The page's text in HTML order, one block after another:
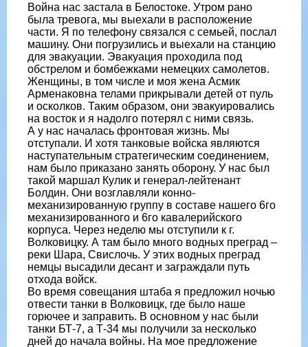
Война нас застала в Белостоке. Утром рано
была тревога, мы выехали в расположение
части. Я по телефону связался с семьей, послал
машину. Они погрузились и выехали на станцию
для эвакуации. Эвакуация проходила под
обстрелом и бомбежками немецких самолетов.
Женщины, в том числе и моя жена Асмик
Арменаковна телами прикрывали детей от пуль
и осколков. Таким образом, они эвакуировались
на восток и я надолго потерял с ними связь.
А у нас началась фронтовая жизнь. Мы
отступали. И хотя танковые войска являются
наступательным стратегическим соединением,
нам было приказано занять оборону. У нас был
такой маршал Кулик и генерал-лейтенант
Болдин. Они возглавляли конно-
механизированную группу в составе нашего 6го
механизированного и 6го кавалерийского
корпуса. Через неделю мы отступили к г.
Волковицку. А там было много водных преград –
реки Шара, Свислочь. У этих водных преград
немцы высадили десант и заграждали путь
отхода войск.
Во время совещания штаба я предложил ночью
отвести танки в Волковицк, где было наше
горючее и заправить. В основном у нас были
танки БТ-7, а Т-34 мы получили за несколько
дней до начала войны. На мое предложение